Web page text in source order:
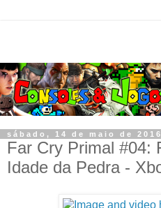
sábado, 14 de maio de 2016
Far Cry Primal #04:
Idade da Pedra -